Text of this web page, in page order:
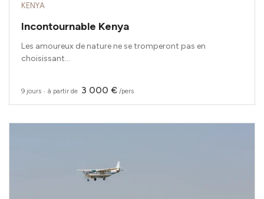
KENYA
Incontournable Kenya
Les amoureux de nature ne se tromperont pas en
choisissant...
9 jours ‧ à partir de 3 000 € /pers